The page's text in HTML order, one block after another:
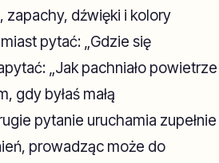
dźwięki i kolory
pytać: „Gdzie się
„Jak pachniało powietrze
gdy byłaś małą
pytanie uruchamia zupełnie
prowadząc może do